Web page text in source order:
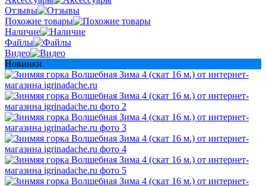
Отзывы
Похожие товары
Наличие
Файлы
Видео
Новинки